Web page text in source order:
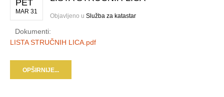
PET
MAR 31
Objavljeno u Služba za katastar
Dokumenti:
LISTA STRUČNIH LICA.pdf
OPŠIRNIJE...